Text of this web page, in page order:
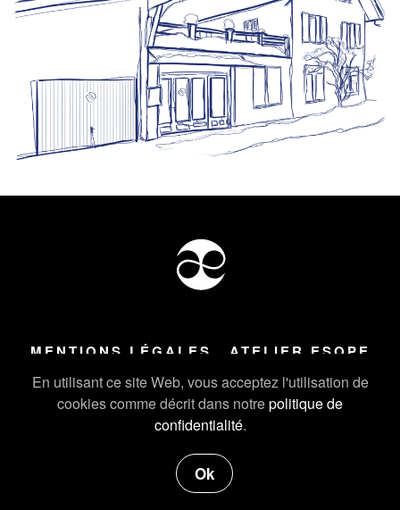
En utilisant ce site Web, vous acceptez l'utilisation de
cookies comme décrit dans notrepolitique de
confidentialité.
Ok
MENTIONS LÉGALES ATELIER ESOPE